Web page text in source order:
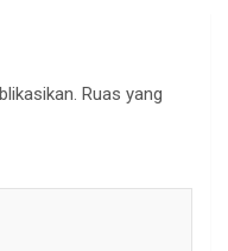
Ruas yang